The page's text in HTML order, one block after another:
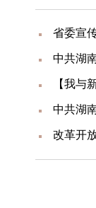
省委宣
中共湖
【我与
中共湖
改革开